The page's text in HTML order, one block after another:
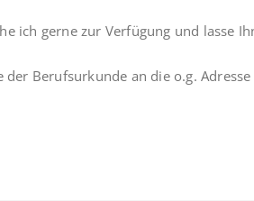
ich gerne zur Verfügung und lasse
der Berufsurkunde an die o.g.